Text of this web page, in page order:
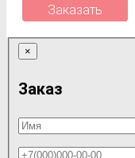
Заказать
×
Заказ